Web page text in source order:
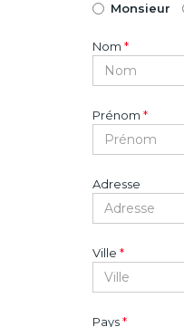
Monsieur
Nom *
Prénom *
Adresse
Ville *
Pays*